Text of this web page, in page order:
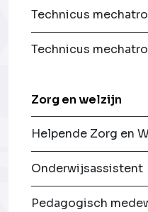
Technicus
Technicus
Zorg en welzijn
Helpende Zorg en
Onderwijsassistent
Pedagogisch